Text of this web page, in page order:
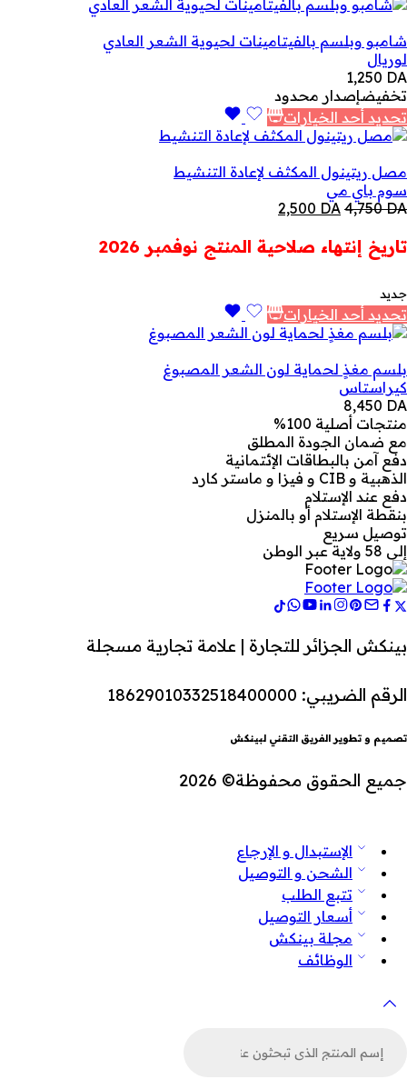
شامبو وبلسم بالفيتامينات لحيوية الشعر العادي
لوريال
1,250 DA
تخفيضإصدار محدود
تحديد أحد الخيارات
مصل ريتينول المكثف لإعادة التنشيط
سوم باي مي
4,750DA
السعر
هو:
4,750 DA.
2,500 DA
السعر
هو:
2,500 DA.
تاريخ إنتهاء صلاحية المنتج نوفمبر 2026
جديد
تحديد أحد الخيارات
بلسم مغذٍ لحماية لون الشعر المصبوغ
كيراستاس
8,450 DA
منتجات أصلية 100%
مع ضمان الجودة المطلق
دفع آمن بالبطاقات الإئتمانية
الذهبية و CIB و فيزا و ماستر كارد
دفع عند الإستلام
بنقطة الإستلام أو بالمنزل
توصيل سريع
إلى 58 ولاية عبر الوطن
بينكش الجزائر للتجارة | علامة تجارية مسجلة
الرقم الضريبي: 18629010332518400000
تصميم و تطوير الفريق التقني لبينكش
جميع الحقوق محفوظة© 2026
الإستبدال و الإرجاع
الشحن و التوصيل
تتبع الطلب
أسعار التوصيل
مجلة بينكش
الوظائف